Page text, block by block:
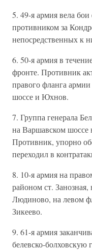
5. 49-я армия вела
противником за
непосредственных к
6. 50-я армия в
фронте. Противник
правого фланга
шоссе и Юхнов.
7. Группа генерала
на Варшавском шоссе
Противник, упорно
переходил в
8. 10-я армия на
районом ст.
Людиново, на левом
Зикеево.
9. 61-я армия
белевско-болховскую